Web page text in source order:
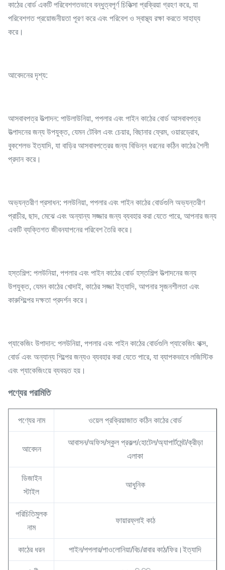
কাঠের বোর্ড একটি পরিবেশগতভাবে বন্ধুত্বপূর্ণ চিকিত্সা প্রক্রিয়া গ্রহণ করে, যা
পরিবেশগত প্রয়োজনীয়তা পূরণ করে এবং পরিবেশ ও স্বাস্থ্য রক্ষা করতে সাহায্য
করে।
আবেদনের দৃশ্য:
আসবাবপত্র উত্পাদন: পাউলাউনিয়া, পপলার এবং পাইন কাঠের বোর্ড আসবাবপত্র
উত্পাদনের জন্য উপযুক্ত, যেমন টেবিল এবং চেয়ার, বিছানার ফ্রেম, ওয়ারড্রোব,
বুকশেলভ ইত্যাদি, যা বাড়ির আসবাবপত্রের জন্য বিভিন্ন ধরনের কঠিন কাঠের শৈলী
প্রদান করে।
অভ্যন্তরীণ প্রসাধন: পলউনিয়া, পপলার এবং পাইন কাঠের বোর্ডগুলি অভ্যন্তরীণ
প্রাচীর, ছাদ, মেঝে এবং অন্যান্য সজ্জার জন্য ব্যবহার করা যেতে পারে, আপনার জন্য
একটি ব্যক্তিগত জীবনযাপনের পরিবেশ তৈরি করে।
হস্তশিল্প: পলউনিয়া, পপলার এবং পাইন কাঠের বোর্ড হস্তশিল্প উত্পাদনের জন্য
উপযুক্ত, যেমন কাঠের খোদাই, কাঠের সজ্জা ইত্যাদি, আপনার সৃজনশীলতা এবং
কারুশিল্পের দক্ষতা প্রদর্শন করে।
প্যাকেজিং উপাদান: পলউনিয়া, পপলার এবং পাইন কাঠের বোর্ডগুলি প্যাকেজিং বাক্স,
বোর্ড এবং অন্যান্য শিল্পের জন্যও ব্যবহার করা যেতে পারে, যা ব্যাপকভাবে লজিস্টিক
এবং প্যাকেজিংয়ে ব্যবহৃত হয়।
পণ্যের পরামিতি
পণ্যের নাম ওয়েল প্রক্রিয়াজাত কঠিন কাঠের বোর্ড
আবেদন
আবাসন/অফিস/স্কুল প্রকল্প/হোটেল/অ্যাপার্টমেন্ট/ক্রীড়া
এলাকা
ডিজাইন
স্টাইল
আধুনিক
পরিচিতিমুলক
নাম
ফায়ারফ্লাই কাঠ
কাঠের ধরন পাইন/পপলার/পাওলোনিয়া/বিচ/রাবার কাঠ/ফির।ইত্যাদি